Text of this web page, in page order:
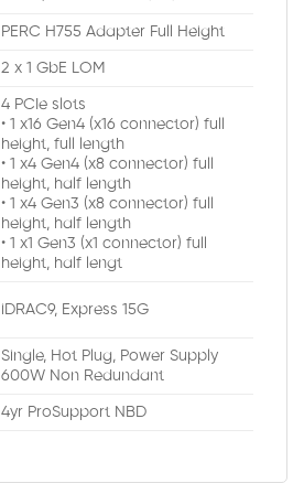
PERC H755 Adapter Full Height
2 x 1 GbE LOM
4 PCIe slots
• 1 x16 Gen4 (x16 connector) full
height, full length
• 1 x4 Gen4 (x8 connector) full
height, half length
• 1 x4 Gen3 (x8 connector) full
height, half length
• 1 x1 Gen3 (x1 connector) full
height, half lengt
iDRAC9, Express 15G
Single, Hot Plug, Power Supply
600W Non Redundant
4yr ProSupport NBD